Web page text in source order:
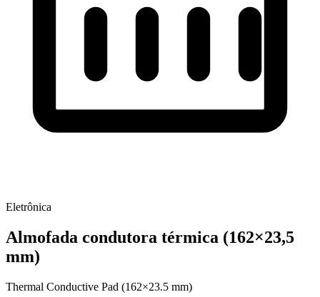
Eletrônica
Almofada condutora térmica (162×23,5
mm)
Thermal Conductive Pad (162×23.5 mm)